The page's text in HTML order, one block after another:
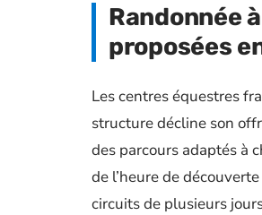
Randonnée
proposées
Les centres équestres
structure décline son
des parcours adaptés à
de l’heure de
circuits de plusieurs